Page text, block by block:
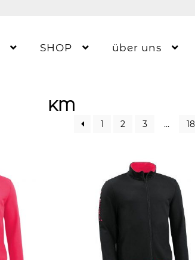
SHOP über uns
KM
1 2 3 … 18